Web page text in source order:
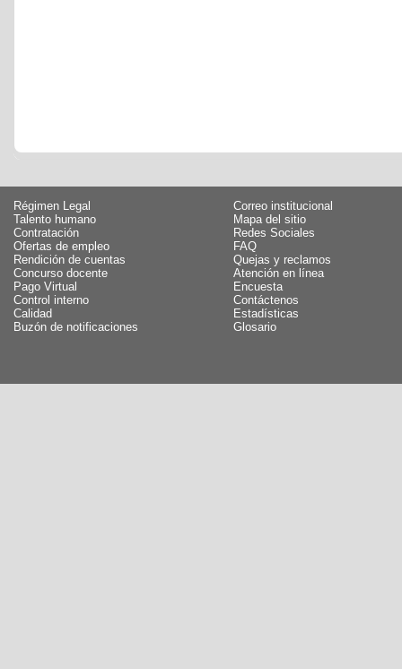
Régimen Legal
Talento humano
Contratación
Ofertas de empleo
Rendición de cuentas
Concurso docente
Pago Virtual
Control interno
Calidad
Buzón de notificaciones
Correo institucional
Mapa del sitio
Redes Sociales
FAQ
Quejas y reclamos
Atención en línea
Encuesta
Contáctenos
Estadísticas
Glosario